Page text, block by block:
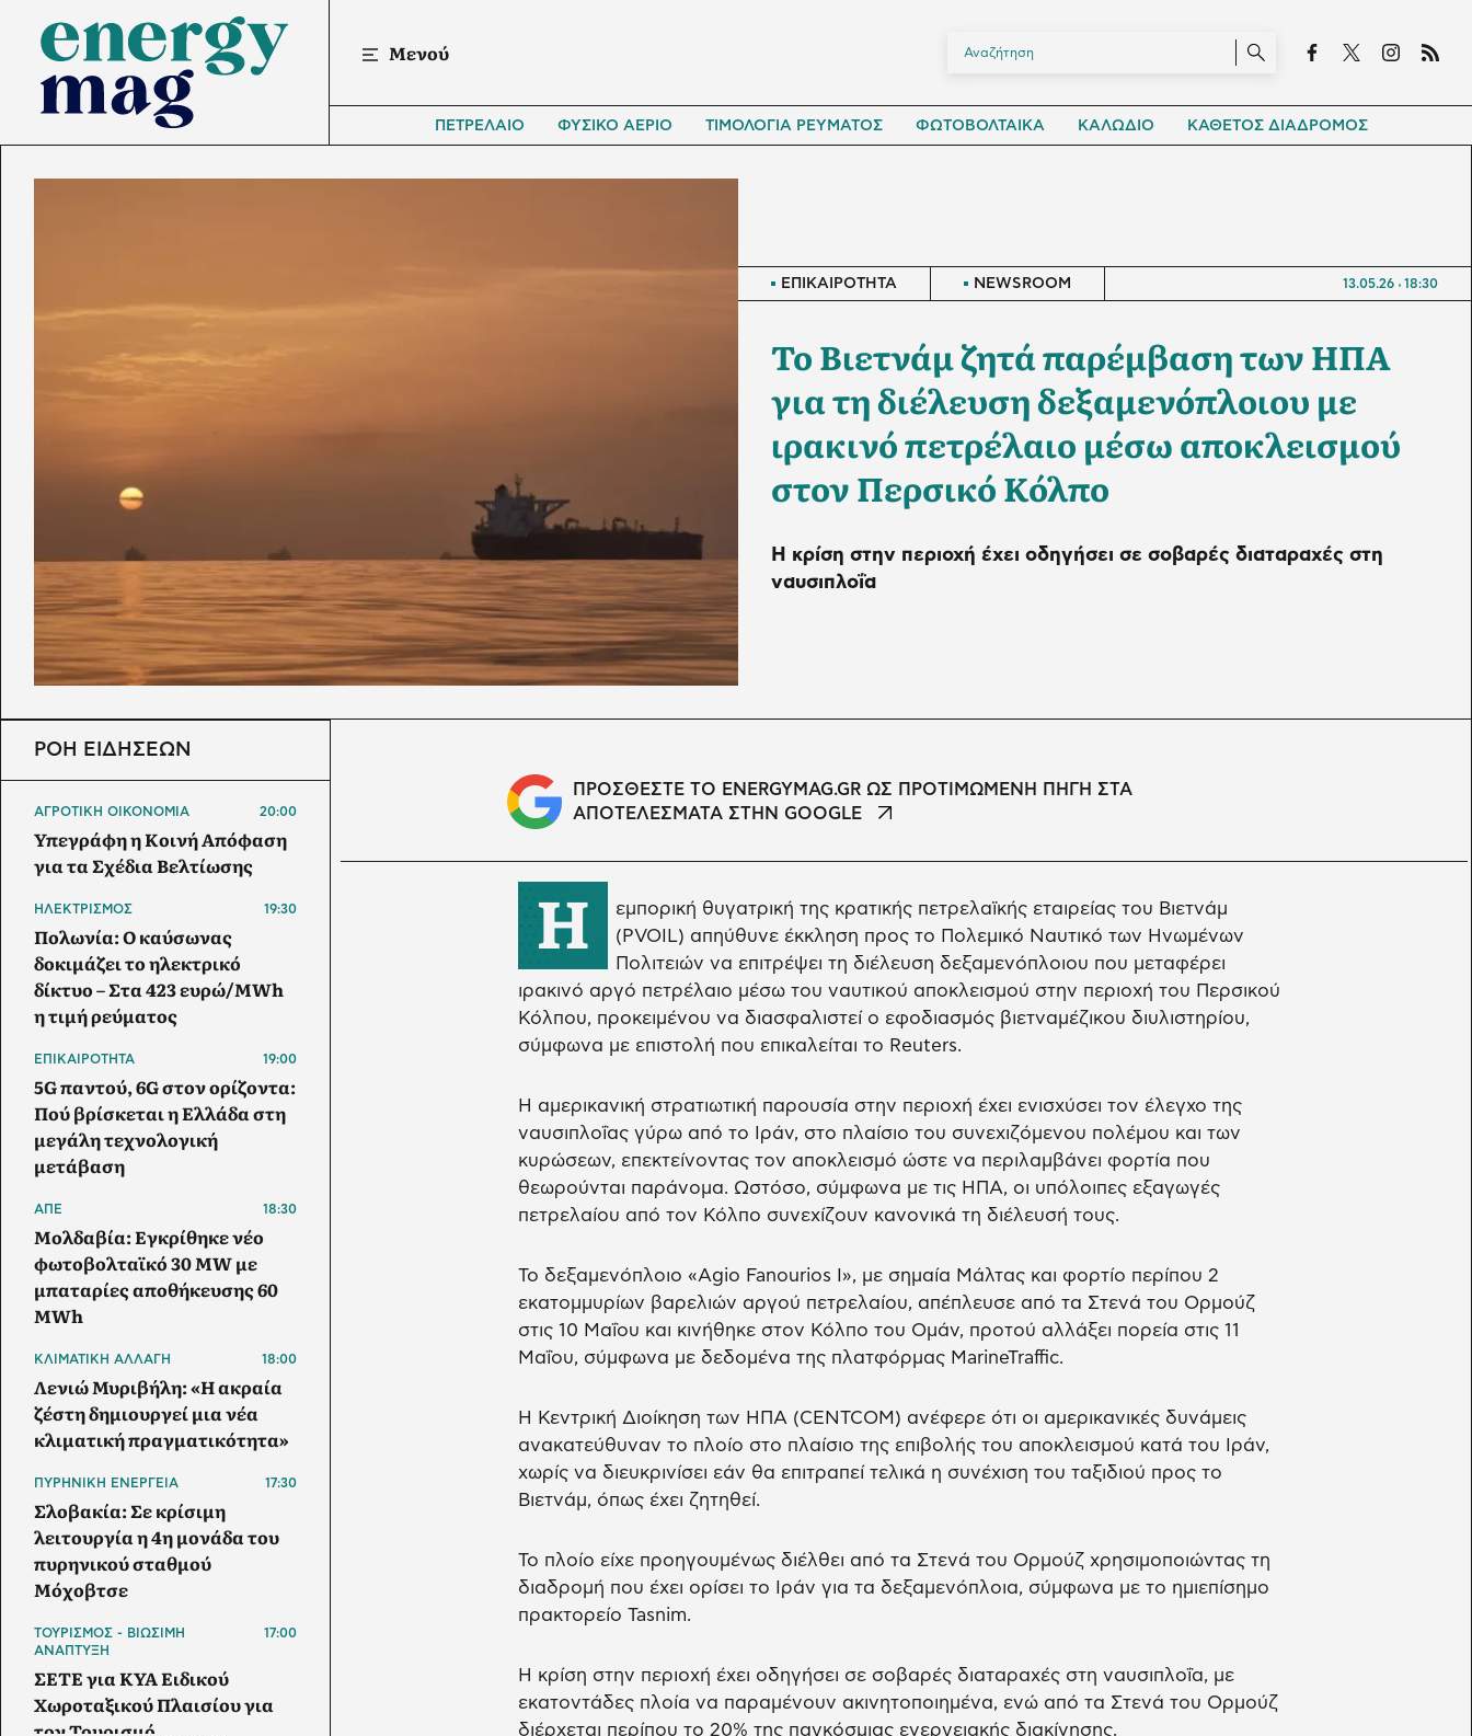
Μενού
ΠΕΤΡΕΛΑΙΟ ΦΥΣΙΚΟ ΑΕΡΙΟ ΤΙΜΟΛΟΓΙΑ ΡΕΥΜΑΤΟΣ ΦΩΤΟΒΟΛΤΑΙΚΑ ΚΑΛΩΔΙΟ ΚΑΘΕΤΟΣ ΔΙΑΔΡΟΜΟΣ
ΕΠΙΚΑΙΡΟΤΗΤΑ NEWSROOM 13.05.26 18:30
Το Βιετνάμ ζητά παρέμβαση των ΗΠΑ
για τη διέλευση δεξαμενόπλοιου με
ιρακινό πετρέλαιο μέσω αποκλεισμού
στον Περσικό Κόλπο
Η κρίση στην περιοχή έχει οδηγήσει σε σοβαρές διαταραχές στη
ναυσιπλοΐα
ΠΡΟΣΘΕΣΤΕ ΤΟ ENERGYMAG.GR ΩΣ ΠΡΟΤΙΜΩΜΕΝΗ ΠΗΓΗ ΣΤΑ
ΑΠΟΤΕΛΕΣΜΑΤΑ ΣΤΗΝ GOOGLE
Η
εμπορική θυγατρική της κρατικής πετρελαϊκής εταιρείας του Βιετνάμ
(PVOIL) απηύθυνε έκκληση προς το Πολεμικό Ναυτικό των Ηνωμένων
Πολιτειών να επιτρέψει τη διέλευση δεξαμενόπλοιου που μεταφέρει
ιρακινό αργό πετρέλαιο μέσω του ναυτικού αποκλεισμού στην περιοχή του Περσικού
Κόλπου, προκειμένου να διασφαλιστεί ο εφοδιασμός βιετναμέζικου διυλιστηρίου,
σύμφωνα με επιστολή που επικαλείται το Reuters.
Η αμερικανική στρατιωτική παρουσία στην περιοχή έχει ενισχύσει τον έλεγχο της
ναυσιπλοΐας γύρω από το Ιράν, στο πλαίσιο του συνεχιζόμενου πολέμου και των
κυρώσεων, επεκτείνοντας τον αποκλεισμό ώστε να περιλαμβάνει φορτία που
θεωρούνται παράνομα. Ωστόσο, σύμφωνα με τις ΗΠΑ, οι υπόλοιπες εξαγωγές
πετρελαίου από τον Κόλπο συνεχίζουν κανονικά τη διέλευσή τους.
Το δεξαμενόπλοιο «Agio Fanourios I», με σημαία Μάλτας και φορτίο περίπου 2
εκατομμυρίων βαρελιών αργού πετρελαίου, απέπλευσε από τα Στενά του Ορμούζ
στις 10 Μαΐου και κινήθηκε στον Κόλπο του Ομάν, προτού αλλάξει πορεία στις 11
Μαΐου, σύμφωνα με δεδομένα της πλατφόρμας MarineTraffic.
Η Κεντρική Διοίκηση των ΗΠΑ (CENTCOM) ανέφερε ότι οι αμερικανικές δυνάμεις
ανακατεύθυναν το πλοίο στο πλαίσιο της επιβολής του αποκλεισμού κατά του Ιράν,
χωρίς να διευκρινίσει εάν θα επιτραπεί τελικά η συνέχιση του ταξιδιού προς το
Βιετνάμ, όπως έχει ζητηθεί.
Το πλοίο είχε προηγουμένως διέλθει από τα Στενά του Ορμούζ χρησιμοποιώντας τη
διαδρομή που έχει ορίσει το Ιράν για τα δεξαμενόπλοια, σύμφωνα με το ημιεπίσημο
πρακτορείο Tasnim.
Η κρίση στην περιοχή έχει οδηγήσει σε σοβαρές διαταραχές στη ναυσιπλοΐα, με
εκατοντάδες πλοία να παραμένουν ακινητοποιημένα, ενώ από τα Στενά του Ορμούζ
διέρχεται περίπου το 20% της παγκόσμιας ενεργειακής διακίνησης.
ΡΟΗ ΕΙΔΗΣΕΩΝ
ΑΓΡΟΤΙΚΗ ΟΙΚΟΝΟΜΙΑ 20:00
Υπεγράφη η Κοινή Απόφαση
για τα Σχέδια Βελτίωσης
ΗΛΕΚΤΡΙΣΜΟΣ 19:30
Πολωνία: Ο καύσωνας
δοκιμάζει το ηλεκτρικό
δίκτυο – Στα 423 ευρώ/MWh
η τιμή ρεύματος
ΕΠΙΚΑΙΡΟΤΗΤΑ 19:00
5G παντού, 6G στον ορίζοντα:
Πού βρίσκεται η Ελλάδα στη
μεγάλη τεχνολογική
μετάβαση
ΑΠΕ 18:30
Μολδαβία: Εγκρίθηκε νέο
φωτοβολταϊκό 30 MW με
μπαταρίες αποθήκευσης 60
MWh
ΚΛΙΜΑΤΙΚΗ ΑΛΛΑΓΗ 18:00
Λενιώ Μυριβήλη: «Η ακραία
ζέστη δημιουργεί μια νέα
κλιματική πραγματικότητα»
ΠΥΡΗΝΙΚΗ ΕΝΕΡΓΕΙΑ 17:30
Σλοβακία: Σε κρίσιμη
λειτουργία η 4η μονάδα του
πυρηνικού σταθμού
Μόχοβτσε
ΤΟΥΡΙΣΜΟΣ - ΒΙΩΣΙΜΗ
ΑΝΑΠΤΥΞΗ
17:00
ΣΕΤΕ για ΚΥΑ Ειδικού
Χωροταξικού Πλαισίου για
τον Τουρισμό